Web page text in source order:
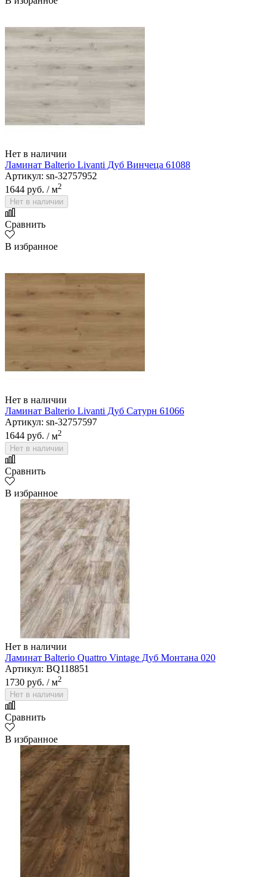
Нет в наличии
Ламинат Balterio Livanti Дуб Винчеца 61088
Артикул: sn-32757952
1644 руб. / м2
Нет в наличии
Сравнить
В избранное
Нет в наличии
Ламинат Balterio Livanti Дуб Сатурн 61066
Артикул: sn-32757597
1644 руб. / м2
Нет в наличии
Сравнить
В избранное
Нет в наличии
Ламинат Balterio Quattro Vintage Дуб Монтана 020
Артикул: BQ118851
1730 руб. / м2
Нет в наличии
Сравнить
В избранное